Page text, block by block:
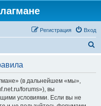
Вход
Регистрация
(в дальнейшем «мы»,
forums»), вы
условиями. Если вы не